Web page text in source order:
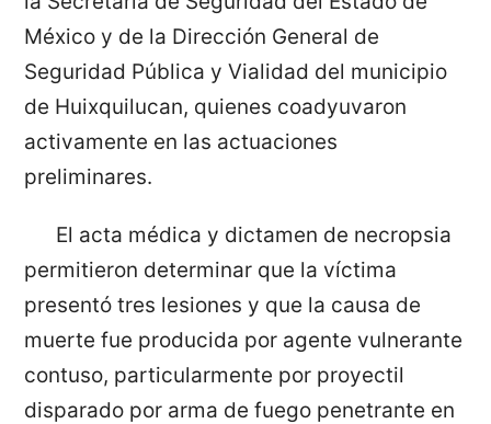
México y de la Dirección General de
Seguridad Pública y Vialidad del municipio
de Huixquilucan, quienes coadyuvaron
activamente en las actuaciones
preliminares.
El acta médica y dictamen de necropsia
permitieron determinar que la víctima
presentó tres lesiones y que la causa de
muerte fue producida por agente vulnerante
contuso, particularmente por proyectil
disparado por arma de fuego penetrante en